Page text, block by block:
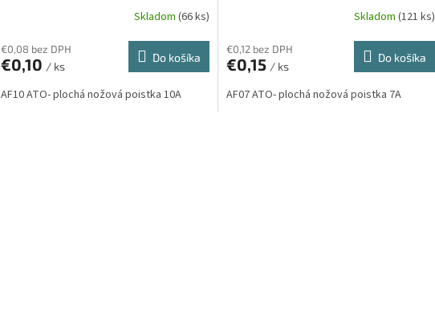
Skladom (66 ks)
€0,08 bez DPH
€0,10 / ks
Do košíka
AF10 ATO- plochá nožová poistka 10A
Skladom (121 ks)
€0,12 bez DPH
€0,15 / ks
Do košíka
AF07 ATO- plochá nožová poistka 7A